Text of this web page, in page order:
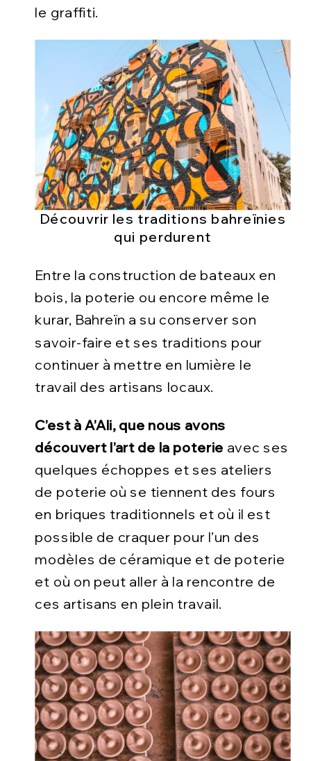
le graffiti.
Découvrir les traditions bahreïnies
qui perdurent
Entre la construction de bateaux en
bois, la poterie ou encore même le
kurar, Bahreïn a su conserver son
savoir-faire et ses traditions pour
continuer à mettre en lumière le
travail des artisans locaux.
C’est à A’Ali, que nous avons
découvert l’art de la poterie avec ses
quelques échoppes et ses ateliers
de poterie où se tiennent des fours
en briques traditionnels et où il est
possible de craquer pour l’un des
modèles de céramique et de poterie
et où on peut aller à la rencontre de
ces artisans en plein travail.